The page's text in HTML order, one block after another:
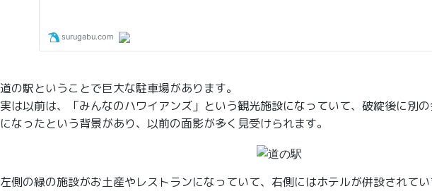
道の駅ということで巨大な駐車場があります。
実は以前は、「みんなのハワイアンズ」という観光施設になっていて、破綻後に別
になったという背景があり、以前の面影が多く見受けられます。
左側の緑の施設がお土産やレストランになっていて、右側にはホテルが併設されてい